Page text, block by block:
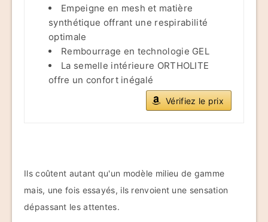
Empeigne en mesh et matière
synthétique offrant une respirabilité
optimale
Rembourrage en technologie GEL
La semelle intérieure ORTHOLITE
offre un confort inégalé
Vérifiez le prix
Ils coûtent autant qu'un modèle milieu de gamme
mais, une fois essayés, ils renvoient une sensation
dépassant les attentes.